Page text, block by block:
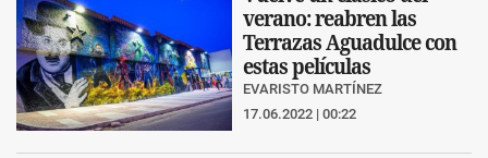
verano: reabren las
Terrazas Aguadulce con
estas películas
EVARISTO MARTÍNEZ
17.06.2022 | 00:22